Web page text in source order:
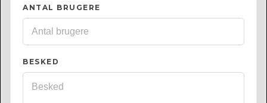
ANTAL BRUGERE
BESKED